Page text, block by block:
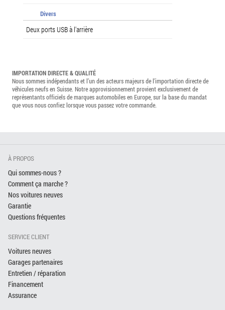
Divers
Deux ports USB à l'arrière
IMPORTATION DIRECTE & QUALITÉ
Nous sommes indépendants et l’un des acteurs majeurs de l’importation directe de
véhicules neufs en Suisse. Notre approvisionnement provient exclusivement de
représentants officiels de marques automobiles en Europe, sur la base du mandat
que vous nous confiez lorsque vous passez votre commande.
À PROPOS
Qui sommes-nous ?
Comment ça marche ?
Nos voitures neuves
Garantie
Questions fréquentes
SERVICE CLIENT
Voitures neuves
Garages partenaires
Entretien / réparation
Financement
Assurance